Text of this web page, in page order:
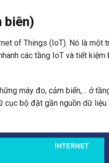
biên)
of Things (IoT). Nó là một
các tầng IoT và tiết
máy đo, cảm biến,… ở
cục bộ đặt gần nguồn dữ